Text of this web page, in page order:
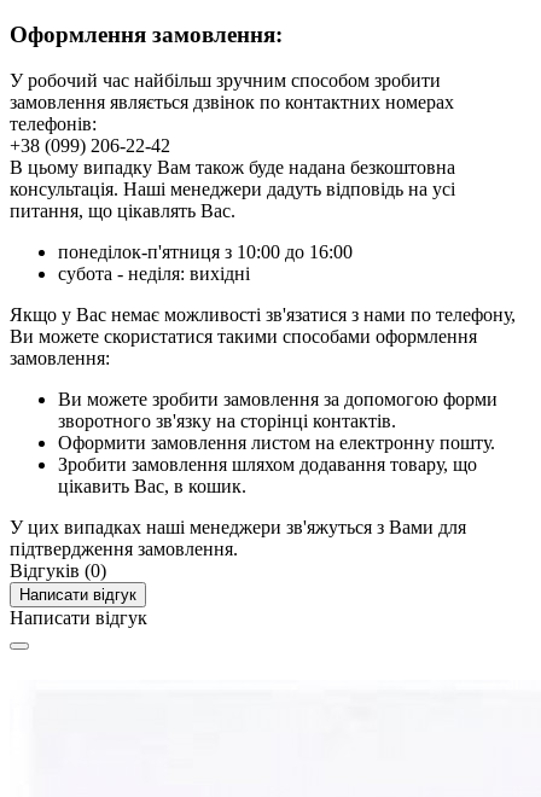
Оформлення замовлення:
У робочий час найбільш зручним способом зробити
замовлення являється дзвінок по контактних номерах
телефонів:
+38 (099) 206-22-42
В цьому випадку Вам також буде надана безкоштовна
консультація. Наші менеджери дадуть відповідь на усі
питання, що цікавлять Вас.
понеділок-п'ятниця з 10:00 до 16:00
субота - неділя: вихідні
Якщо у Вас немає можливості зв'язатися з нами по телефону,
Ви можете скористатися такими способами оформлення
замовлення:
Ви можете зробити замовлення за допомогою форми
зворотного зв'язку на сторінці контактів.
Оформити замовлення листом на електронну пошту.
Зробити замовлення шляхом додавання товару, що
цікавить Вас, в кошик.
У цих випадках наші менеджери зв'яжуться з Вами для
підтвердження замовлення.
Відгуків (0)
Написати відгук
Написати відгук